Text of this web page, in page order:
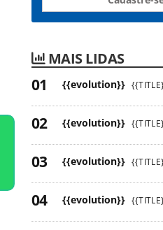
MAIS LIDAS
{{evolution}}
{{evolution}}
{{evolution}}
{{evolution}}